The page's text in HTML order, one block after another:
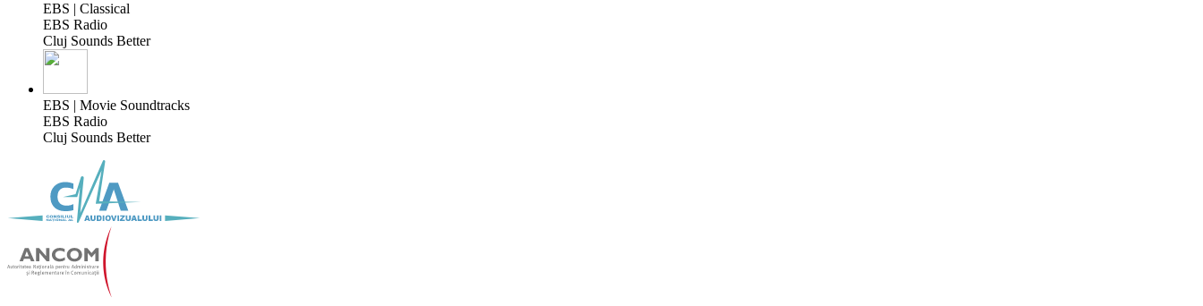
EBS | Classical
EBS Radio
Cluj Sounds Better
EBS | Movie Soundtracks
EBS Radio
Cluj Sounds Better